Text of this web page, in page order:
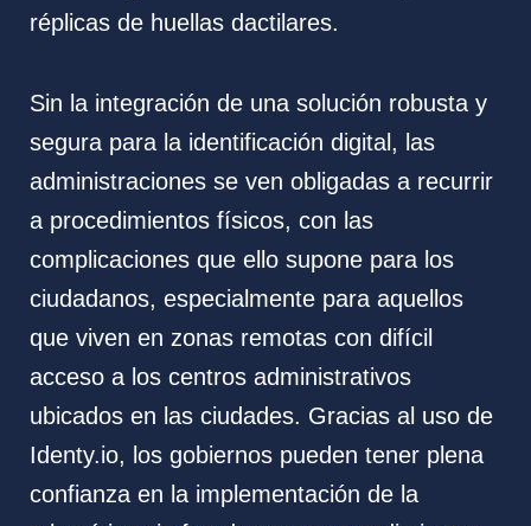
réplicas de huellas dactilares.
Sin la integración de una solución robusta y
segura para la identificación digital, las
administraciones se ven obligadas a recurrir
a procedimientos físicos, con las
complicaciones que ello supone para los
ciudadanos, especialmente para aquellos
que viven en zonas remotas con difícil
acceso a los centros administrativos
ubicados en las ciudades. Gracias al uso de
Identy.io, los gobiernos pueden tener plena
confianza en la implementación de la